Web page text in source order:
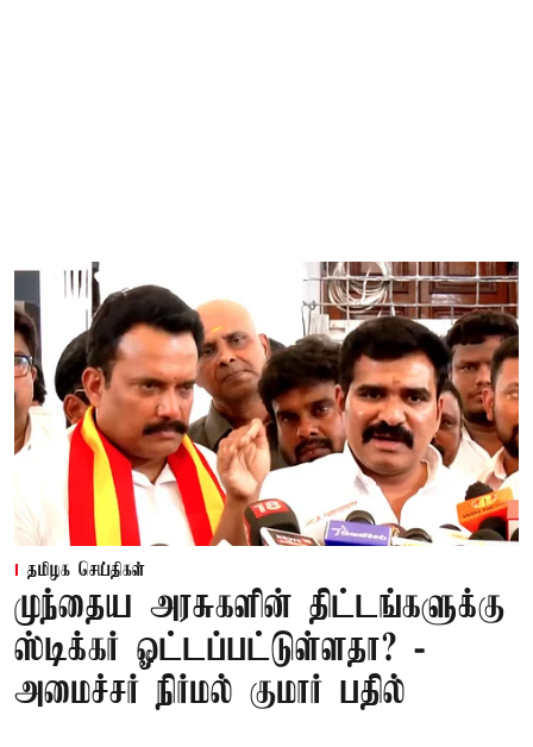
தமிழக செய்திகள்
முந்தைய அரசுகளின் திட்டங்களுக்கு
ஸ்டிக்கர் ஓட்டப்பட்டுள்ளதா? -
அமைச்சர் நிர்மல் குமார் பதில்